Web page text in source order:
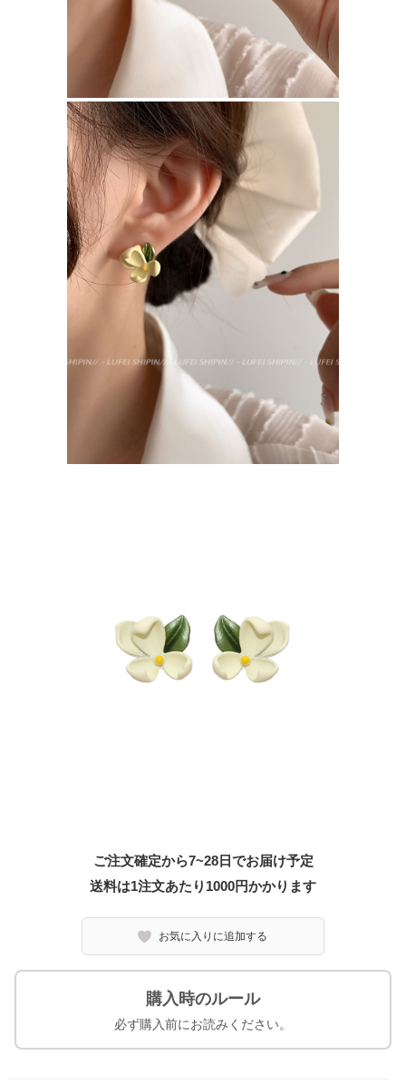
ご注文確定から7~28日でお届け予定
送料は1注文あたり 1000円かかります
お気に入りに追加する
購入時のルール
必ず購入前にお読みください。